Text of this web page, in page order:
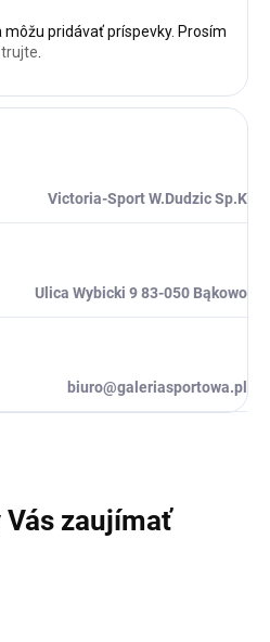
pridávať príspevky. Prosím
Victoria-Sport W.Dudzic Sp.K
Ulica Wybicki 9 83-050 Bąkowo
biuro@galeriasportowa.pl
zaujímať